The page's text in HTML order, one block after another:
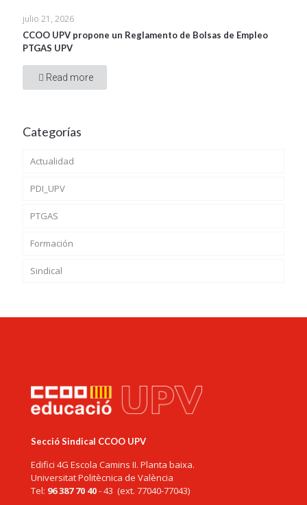
julio 21, 2026
CCOO UPV propone un Reglamento de Bolsas de Empleo
PTGAS UPV
Read more
Categorías
Actualidad
PDI_UPV
PTGAS
Formación
Sindical
Secció Sindical CCOO UPV
Edifici 4G Escola Camins II. Planta baixa.
Universitat Politècnica de València
Tel: 96 387 70 40- 43 (ext. 77040-77043)